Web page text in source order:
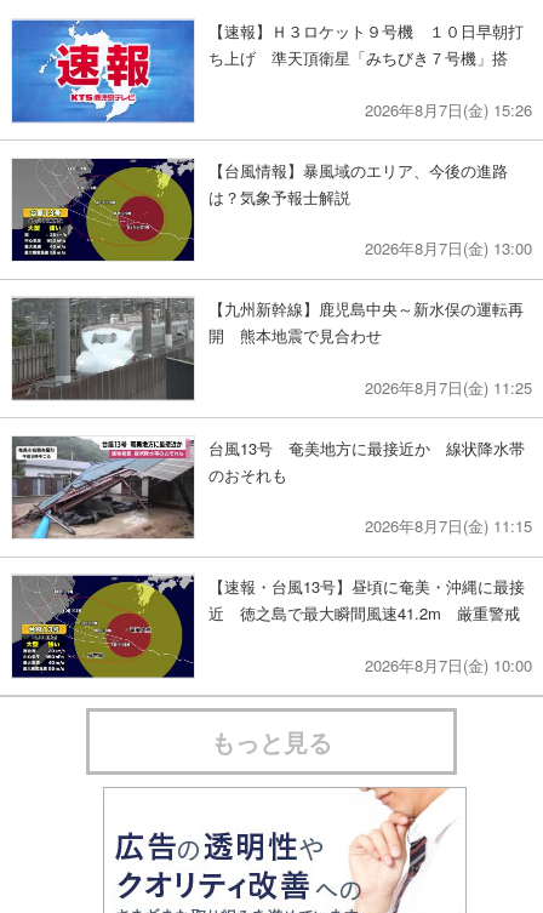
【速報】Ｈ３ロケット９号機 １０日早朝打
ち上げ 準天頂衛星「みちびき７号機」搭
2026年8月7日(金) 15:26
【台風情報】暴風域のエリア、今後の進路
は？気象予報士解説
2026年8月7日(金) 13:00
【九州新幹線】鹿児島中央～新水俣の運転再
開 熊本地震で見合わせ
2026年8月7日(金) 11:25
台風13号 奄美地方に最接近か 線状降水帯
のおそれも
2026年8月7日(金) 11:15
【速報・台風13号】昼頃に奄美・沖縄に最接
近 徳之島で最大瞬間風速41.2m 厳重警戒
2026年8月7日(金) 10:00
もっと見る